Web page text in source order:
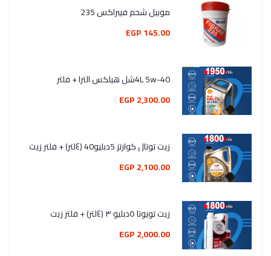
موبيل شحم فيبراكس 235
145.00 EGP
4L 5w-40شل هيلكس الترا + فلتر
2,300.00 EGP
زيت توتال كوارتز 5دبليو40 (٤لتر) + فلتر زيت
2,100.00 EGP
زيت تويوتا ٥دبليو٣٠ (٤لتر) + فلتر زيت
2,000.00 EGP